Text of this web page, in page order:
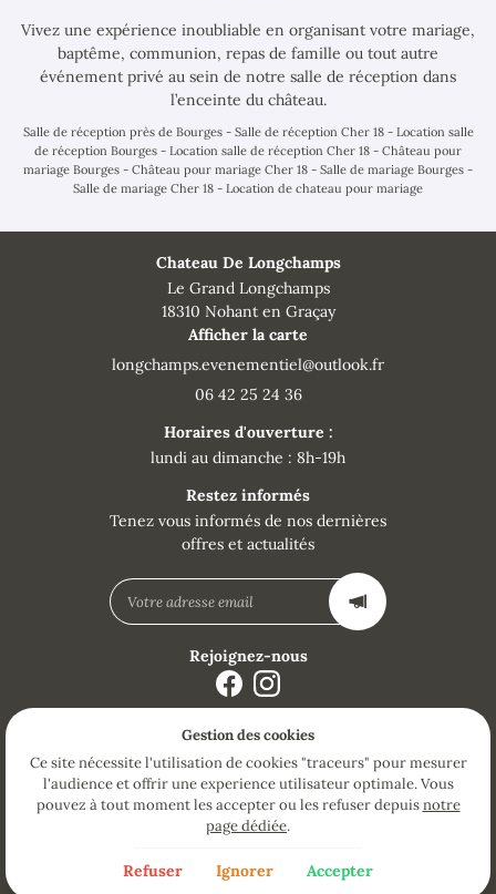
Vivez une expérience inoubliable en organisant votre mariage,
baptême, communion, repas de famille ou tout autre
événement privé au sein de notre salle de réception dans
l’enceinte du château.
Salle de réception près de Bourges - Salle de réception Cher 18 - Location salle
de réception Bourges - Location salle de réception Cher 18 - Château pour
mariage Bourges - Château pour mariage Cher 18 - Salle de mariage Bourges -
Salle de mariage Cher 18 - Location de chateau pour mariage
Chateau De Longchamps
Le Grand Longchamps
18310 Nohant en Graçay
Afficher la carte
06 42 25 24 36
Horaires d'ouverture :
lundi au dimanche : 8h-19h
Restez informés
Tenez vous informés de nos dernières
offres et actualités
Rejoignez-nous
Mentions Légales
Conditions générales d'utilisation
Politique de confidentialité
Gestion des cookies
Sitemap
Villes proches
Gestion des cookies
Ce site nécessite l'utilisation de cookies "traceurs" pour mesurer
l'audience et offrir une experience utilisateur optimale. Vous
pouvez à tout moment les accepter ou les refuser depuisnotre
page dédiée.
Refuser Ignorer Accepter